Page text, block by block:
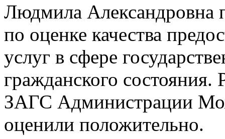
Людмила Александровна
по оценке качества
услуг в сфере
гражданского состояния.
ЗАГС Администрации
оценили положительно.